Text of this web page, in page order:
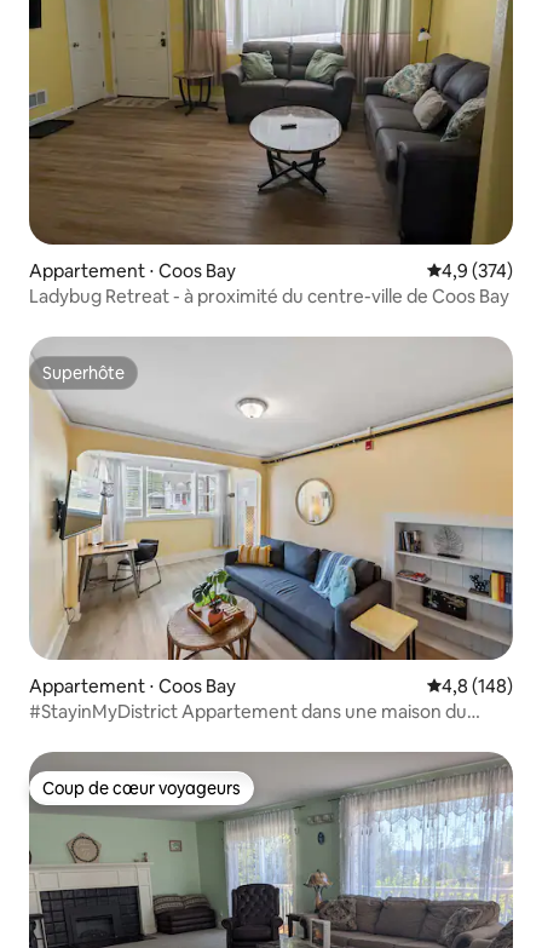
Appartement ⋅ Coos Bay Évaluation
4,9 (374)
Ladybug Retreat - à proximité du centre-ville de Coos Bay
Superhôte
Superhôte
Appartement ⋅ Coos Bay Évaluation
4,8 (148)
#StayinMyDistrict Appartement dans une maison du
Coup de cœur voyageurs
Coup de cœur voyageurs